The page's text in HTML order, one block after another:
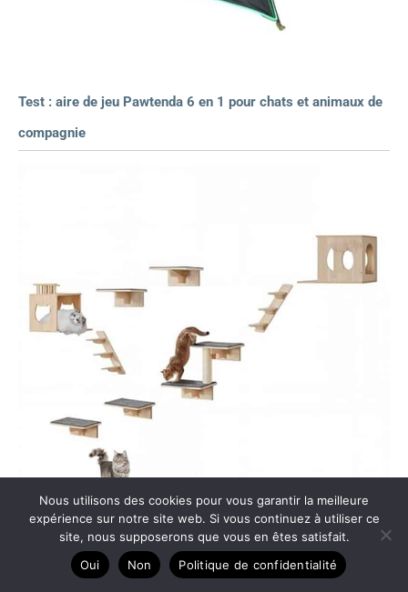
Test : aire de jeu Pawtenda 6 en 1 pour chats et animaux de
compagnie
Test : étagères murales VEVOR pour chat, lot de 9
Nous utilisons des cookies pour vous garantir la meilleure
expérience sur notre site web. Si vous continuez à utiliser ce
site, nous supposerons que vous en êtes satisfait.
Oui
Non Politique de confidentialité